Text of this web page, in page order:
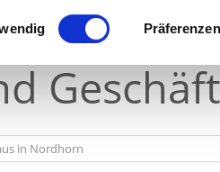
Präferenzen